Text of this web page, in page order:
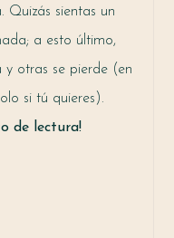
sientas un
a esto último,
y otras se pierde (en
si tú quieres).
de lectura!